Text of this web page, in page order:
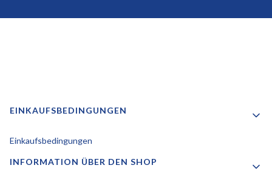
Fußzeilenmenü
EINKAUFSBEDINGUNGEN
Einkaufsbedingungen
INFORMATION ÜBER DEN SHOP